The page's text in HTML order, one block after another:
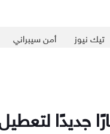
تيك نيوز أمن سيبراني